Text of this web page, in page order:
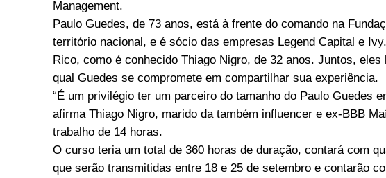
Management.
Paulo Guedes, de 73 anos, está à frente do comando na
território nacional, e é sócio das empresas Legend Capital e
Rico, como é conhecido Thiago Nigro, de 32 anos. Juntos,
qual Guedes se compromete em compartilhar sua experiência.
“É um privilégio ter um parceiro do tamanho do Paulo Guedes
afirma Thiago Nigro, marido da também influencer e ex-BBB
trabalho de 14 horas.
O curso teria um total de 360 horas de duração, contará com
que serão transmitidas entre 18 e 25 de setembro e contarão